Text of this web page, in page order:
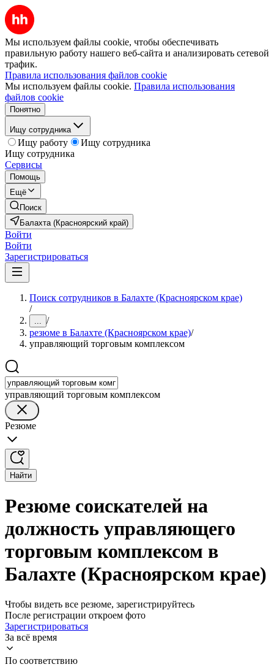
Мы используем файлы cookie, чтобы обеспечивать
правильную работу нашего веб-сайта и анализировать сетевой
трафик.
Правила использования файлов cookie
Мы используем файлы cookie. Правила использования
файлов cookie
Понятно
Ищу сотрудника
Ищу работу
Ищу сотрудника
Ищу сотрудника
Сервисы
Помощь
Ещё
Поиск
Балахта (Красноярский край)
Войти
Войти
Зарегистрироваться
Поиск сотрудников в Балахте (Красноярском крае)
/
... /
резюме в Балахте (Красноярском крае)/
управляющий торговым комплексом
управляющий торговым комплексом
Резюме
Найти
Резюме соискателей на
должность управляющего
торговым комплексом в
Балахте (Красноярском крае)
Чтобы видеть все резюме, зарегистрируйтесь
После регистрации откроем фото
Зарегистрироваться
За всё время
По соответствию